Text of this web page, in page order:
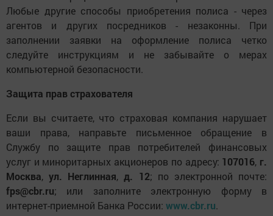
Любые другие способы приобретения полиса - через
агентов и других посредников - незаконны. При
заполнении заявки на оформление полиса четко
следуйте инструкциям и не забывайте о мерах
компьютерной безопасности.
Защита прав страхователя
Если вы считаете, что страховая компания нарушает
ваши права, направьте письменное обращение в
Службу по защите прав потребителей финансовых
услуг и миноритарных акционеров по адресу: 107016, г.
Москва,ул. Неглинная,д. 12; по электронной почте:
fps@cbr.ru; или заполните электронную форму в
интернет-приемной Банка России: www.cbr.ru.